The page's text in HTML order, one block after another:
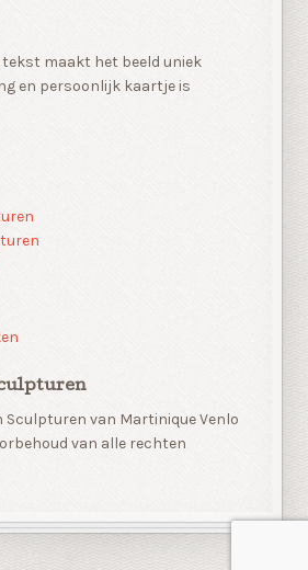
tekst maakt het beeld uniek
en persoonlijk kaartje is
Sculpturen van Martinique Venlo
van alle rechten